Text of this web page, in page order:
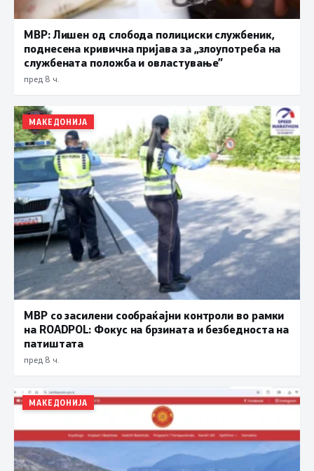
МВР: Лишен од слобода полициски службеник,
поднесена кривична пријава за „злоупотреба на
службената положба и овластување”
пред 8 ч.
МАКЕДОНИЈА
МВР со засилени сообраќајни контроли во рамки
на ROADPOL: Фокус на брзината и безбедноста на
патиштата
пред 8 ч.
МАКЕДОНИЈА